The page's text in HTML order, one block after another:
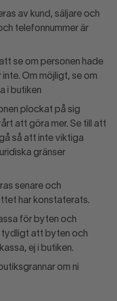
av kund, säljare och
telefonnummer är
se om personen hade
inte. Om möjligt, se om
i butiken
plockat på sig
att göra mer. Se till att
så att inte viktiga
gränser
senare och
har konstaterats.
för byten och
tydligt att byten och
ej i butiken.
om ni